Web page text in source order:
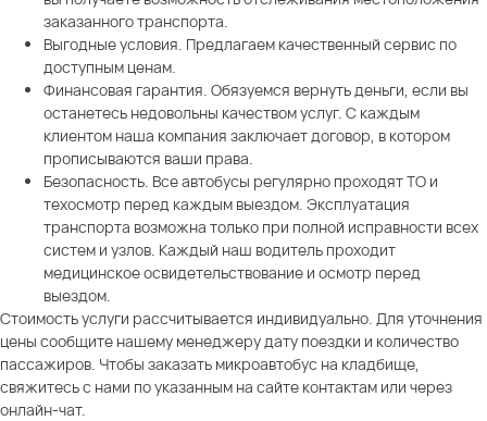
заказанного транспорта.
Выгодные условия. Предлагаем качественный сервис по
доступным ценам.
Финансовая гарантия. Обязуемся вернуть деньги, если вы
останетесь недовольны качеством услуг. С каждым
клиентом наша компания заключает договор, в котором
прописываются ваши права.
Безопасность. Все автобусы регулярно проходят ТО и
техосмотр перед каждым выездом. Эксплуатация
транспорта возможна только при полной исправности всех
систем и узлов. Каждый наш водитель проходит
медицинское освидетельствование и осмотр перед
выездом.
Стоимость услуги рассчитывается индивидуально. Для уточнения
цены сообщите нашему менеджеру дату поездки и количество
пассажиров. Чтобы заказать микроавтобус на кладбище,
свяжитесь с нами по указанным на сайте контактам или через
онлайн-чат.